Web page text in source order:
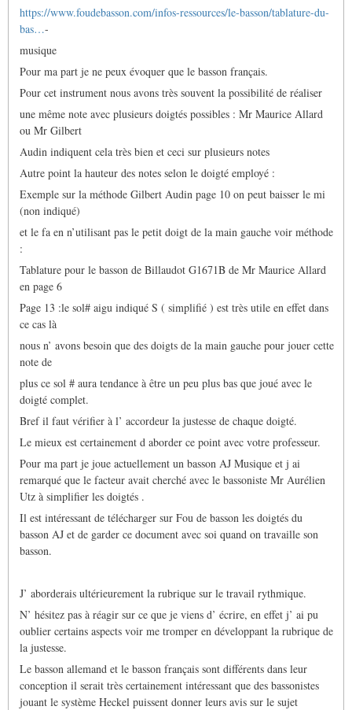
https://www.foudebasson.com/infos-ressources/le-basson/tablature-du-
bas…-
musique
Pour ma part je ne peux évoquer que le basson français.
Pour cet instrument nous avons très souvent la possibilité de réaliser
une même note avec plusieurs doigtés possibles : Mr Maurice Allard
ou Mr Gilbert
Audin indiquent cela très bien et ceci sur plusieurs notes
Autre point la hauteur des notes selon le doigté employé :
Exemple sur la méthode Gilbert Audin page 10 on peut baisser le mi
(non indiqué)
et le fa en n’utilisant pas le petit doigt de la main gauche voir méthode
:
Tablature pour le basson de Billaudot G1671B de Mr Maurice Allard
en page 6
Page 13 :le sol# aigu indiqué S ( simplifié ) est très utile en effet dans
ce cas là
nous n’ avons besoin que des doigts de la main gauche pour jouer cette
note de
plus ce sol # aura tendance à être un peu plus bas que joué avec le
doigté complet.
Bref il faut vérifier à l’ accordeur la justesse de chaque doigté.
Le mieux est certainement d aborder ce point avec votre professeur.
Pour ma part je joue actuellement un basson AJ Musique et j ai
remarqué que le facteur avait cherché avec le bassoniste Mr Aurélien
Utz à simplifier les doigtés .
Il est intéressant de télécharger sur Fou de basson les doigtés du
basson AJ et de garder ce document avec soi quand on travaille son
basson.
J’ aborderais ultérieurement la rubrique sur le travail rythmique.
N’ hésitez pas à réagir sur ce que je viens d’ écrire, en effet j’ ai pu
oublier certains aspects voir me tromper en développant la rubrique de
la justesse.
Le basson allemand et le basson français sont différents dans leur
conception il serait très certainement intéressant que des bassonistes
jouant le système Heckel puissent donner leurs avis sur le sujet